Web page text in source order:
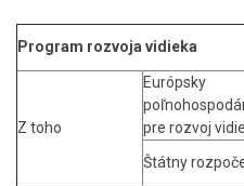
Program rozvoja vidieka
Z toho
Európsky
pre rozvoj
Štátny